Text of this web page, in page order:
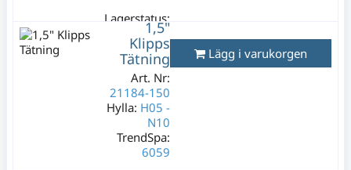
Lagerstatus:
12 st
129 kr
Varav moms:
25,80 kr
1,5"
Klipps
Tätning
Art. Nr:
21184-150
Hylla: H05 -
N10
TrendSpa:
6059
Lägg i varukorgen